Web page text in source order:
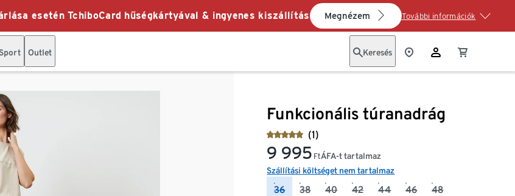
esetén TchiboCard hűségkártyával & ingyenes kiszállítás Megnézem További információk
Outlet Keresés
Funkcionális túranadrág
(1)
9 995 FtÁFA-t tartalmaz
Szállítási költséget nem tartalmaz
36 38 40 42 44 46 48